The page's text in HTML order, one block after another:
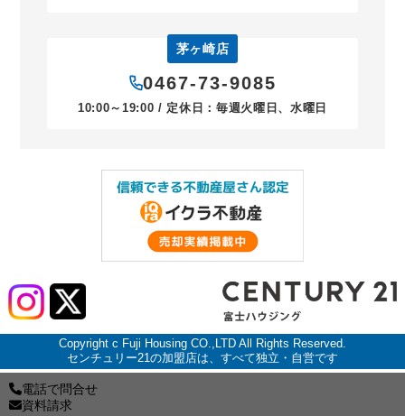
茅ヶ崎店
0467-73-9085
10:00～19:00 / 定休日：毎週火曜日、水曜日
Copyright c Fuji Housing CO.,LTD All Rights Reserved.
センチュリー21の加盟店は、すべて独立・自営です
電話で問合せ
資料請求